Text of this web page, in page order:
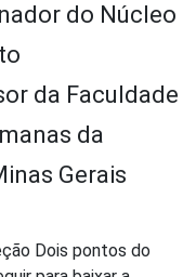
do Núcleo
da Faculdade
da
Gerais
Dois pontos do